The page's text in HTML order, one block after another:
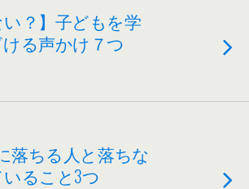
い？】子どもを学
る声かけ７つ
落ちる人と落ちな
ること3つ